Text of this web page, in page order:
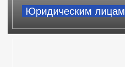
Юридическим лицам